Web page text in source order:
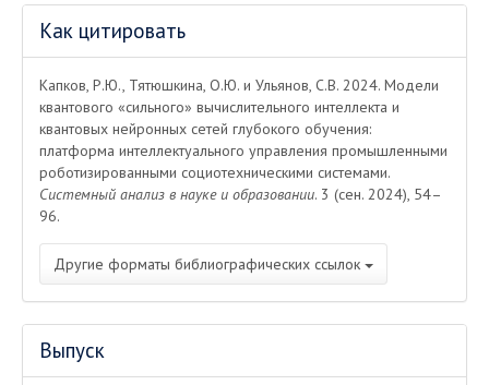
Информация
о статье
Как цитировать
Капков, Р.Ю., Тятюшкина, О.Ю. и Ульянов, С.В. 2024. Модели
квантового «сильного» вычислительного интеллекта и
квантовых нейронных сетей глубокого обучения:
платформа интеллектуального управления промышленными
роботизированными социотехническими системами.
Системный анализ в науке и образовании. 3 (сен. 2024), 54–
96.
Другие форматы библиографических ссылок
Выпуск